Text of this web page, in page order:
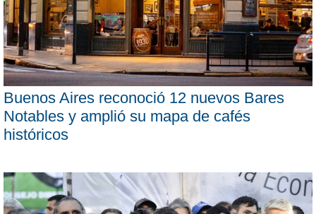
Buenos Aires reconoció 12 nuevos Bares
Notables y amplió su mapa de cafés
históricos